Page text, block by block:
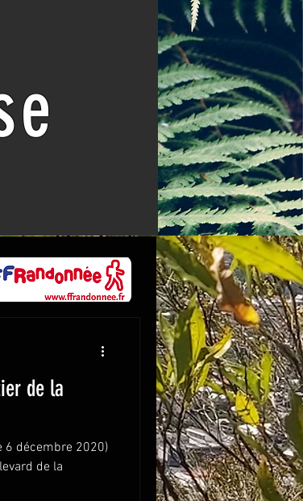
de la
6 décembre 2020)
de la